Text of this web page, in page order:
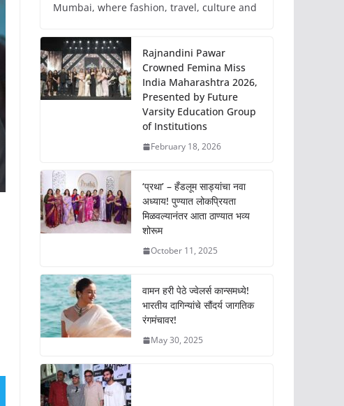
Mumbai, where fashion, travel, culture and
Rajnandini Pawar
Crowned Femina Miss
India Maharashtra 2026,
Presented by Future
Varsity Education Group
of Institutions
February 18, 2026
‘प्रथा’ – हँडलूम साड्यांचा नवा
अध्याय! पुण्यात लोकप्रियता
मिळवल्यानंतर आता ठाण्यात भव्य
शोरूम
October 11, 2025
वामन हरी पेठे ज्वेलर्स कान्समध्ये!
भारतीय दागिन्यांचे सौंदर्य जागतिक
रंगमंचावर!
May 30, 2025